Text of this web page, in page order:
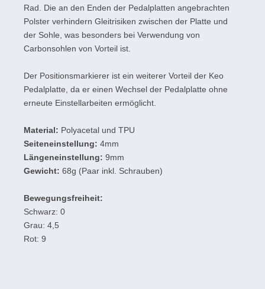
Rad. Die an den Enden der Pedalplatten angebrachten
Polster verhindern Gleitrisiken zwischen der Platte und
der Sohle, was besonders bei Verwendung von
Carbonsohlen von Vorteil ist.
Der Positionsmarkierer ist ein weiterer Vorteil der Keo
Pedalplatte, da er einen Wechsel der Pedalplatte ohne
erneute Einstellarbeiten ermöglicht.
Material: Polyacetal und TPU
Seiteneinstellung: 4mm
Längeneinstellung: 9mm
Gewicht: 68g (Paar inkl. Schrauben)
Bewegungsfreiheit:
Schwarz: 0
Grau: 4,5
Rot: 9